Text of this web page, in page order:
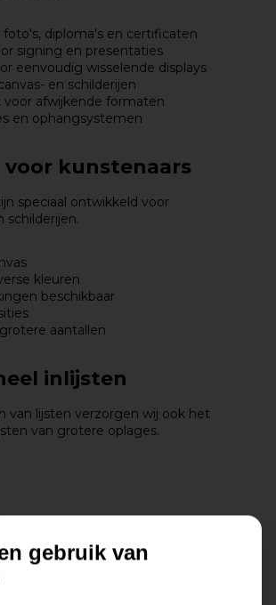
foto's, diploma's en certificaten
signing en presentaties
eenvoudig wisselende displays
en schilderijen
voor afwijkende formaten
en ophangsystemen
kunstenaars
speciaal ontwikkeld voor
schilderijen.
kleuren
beschikbaar
aantallen
inlijsten
van lijsten verzorgen wij ook het
van grotere oplages.
gebruik van